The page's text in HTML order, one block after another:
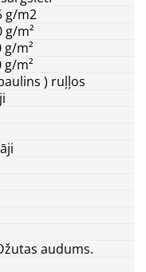
g/m2
g/m²
g/m²
g/m²
) ruļļos
audums.